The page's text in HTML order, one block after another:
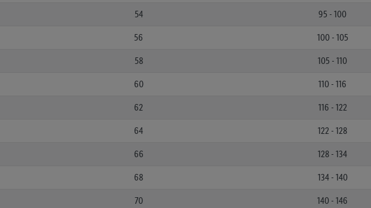
54 95 - 100
56 100 - 105
58 105 - 110
60 110 - 116
62 116 - 122
64 122 - 128
66 128 - 134
68 134 - 140
70 140 - 146